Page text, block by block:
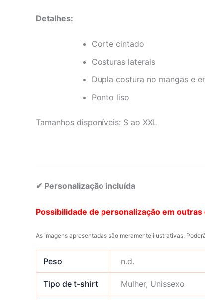
Detalhes:
Corte cintado
Costuras laterais
Dupla costura no mangas e
Ponto liso
Tamanhos disponíveis: S ao XXL
✔ Personalização incluída
Possibilidade de personalização em
As imagens apresentadas são meramente ilustrativas.
Peso n.d.
Tipo de t-shirt Mulher, Unissexo